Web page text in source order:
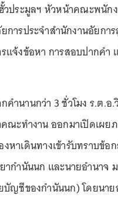
วประมูลฯ หัวหน้าคณะพนัก
ารประจำสำนักงานอัยกา
แจ้งข้อหา การสอบปากค
คำนานกว่า 3 ชั่วโมง ร.ต.
ณะทำงาน ออกมาเปิดเผย
หาเดินทางเข้ารับทราบข้อ
ากำนันนก และนายอำนาจ
ญชีของกำนันนก) โดยนา